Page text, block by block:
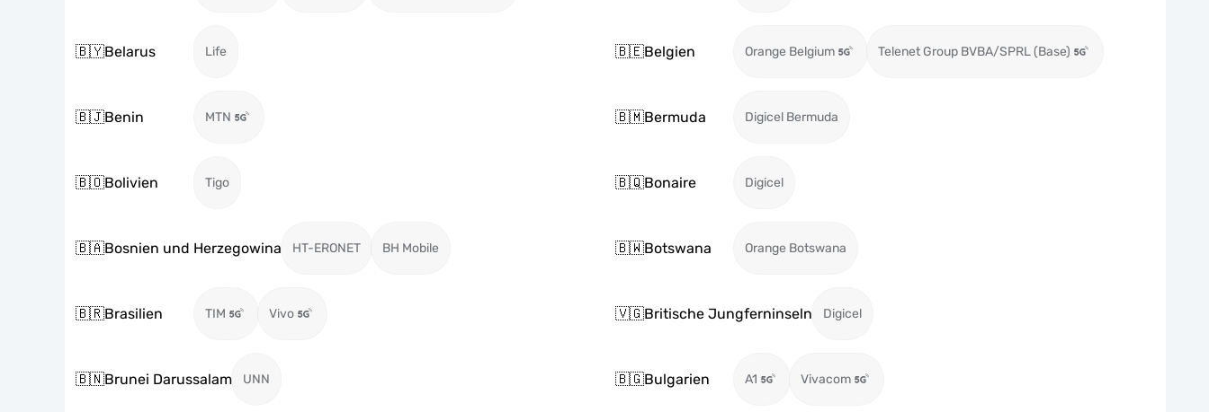
🇧🇾Belarus Life 🇧🇪Belgien Orange Belgium Telenet Group BVBA/SPRL (Base)
🇧🇯Benin MTN 🇧🇲Bermuda Digicel Bermuda
🇧🇴Bolivien Tigo 🇧🇶Bonaire Digicel
🇧🇦Bosnien und Herzegowina HT-ERONET BH Mobile 🇧🇼Botswana Orange Botswana
🇧🇷Brasilien TIM Vivo 🇻🇬Britische Jungferninseln Digicel
🇧🇳Brunei Darussalam UNN 🇧🇬Bulgarien A1 Vivacom